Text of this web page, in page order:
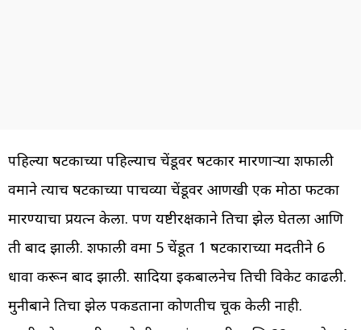
पहिल्या षटकाच्या पहिल्याच चेंडूवर षटकार मारणाऱ्या शफाली
वर्माने त्याच षटकाच्या पाचव्या चेंडूवर आणखी एक मोठा फटका
मारण्याचा प्रयत्न केला. पण यष्टीरक्षकाने तिचा झेल घेतला आणि
ती बाद झाली. शफाली वर्मा 5 चेंडूत 1 षटकाराच्या मदतीने 6
धावा करून बाद झाली. सादिया इकबालनेच तिची विकेट काढली.
मुनीबाने तिचा झेल पकडताना कोणतीच चूक केली नाही.